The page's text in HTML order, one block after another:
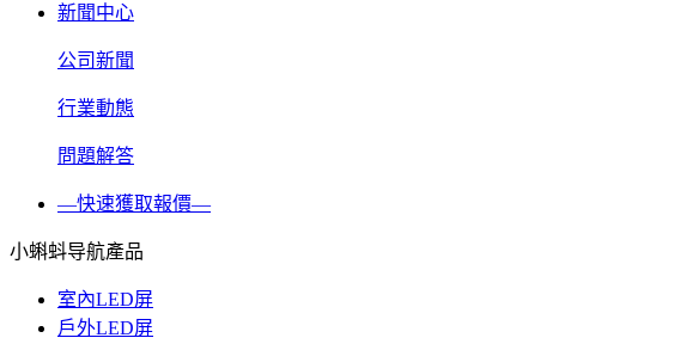
新聞中心
公司新聞
行業動態
問題解答
—快速獲取報價—
小蝌蚪导航產品
室內LED屏
戶外LED屏